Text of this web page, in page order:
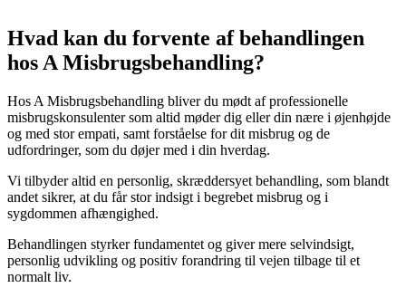
Hvad kan du forvente af behandlingen
hos A Misbrugsbehandling?
Hos A Misbrugsbehandling bliver du mødt af professionelle
misbrugskonsulenter som altid møder dig eller din nære i øjenhøjde
og med stor empati, samt forståelse for dit misbrug og de
udfordringer, som du døjer med i din hverdag.
Vi tilbyder altid en personlig, skræddersyet behandling, som blandt
andet sikrer, at du får stor indsigt i begrebet misbrug og i
sygdommen afhængighed.
Behandlingen styrker fundamentet og giver mere selvindsigt,
personlig udvikling og positiv forandring til vejen tilbage til et
normalt liv.